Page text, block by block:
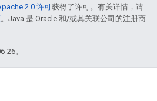
2.0 许可获得了许可。有关详情，请
。Java 是 Oracle 和/或其关联公司的注册商
26。